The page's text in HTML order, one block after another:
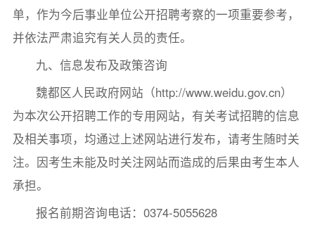
单，作为今后事业单位公开招聘考察的一项重要参考，
并依法严肃追究有关人员的责任。
九、信息发布及政策咨询
魏都区人民政府网站（http://www.weidu.gov.cn）
为本次公开招聘工作的专用网站，有关考试招聘的信息
及相关事项，均通过上述网站进行发布，请考生随时关
注。因考生未能及时关注网站而造成的后果由考生本人
承担。
报名前期咨询电话：0374-5055628